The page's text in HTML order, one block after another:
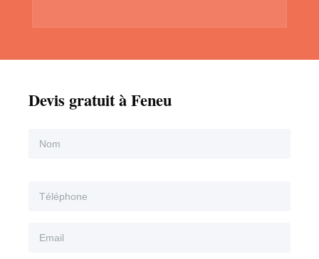
Devis gratuit à Feneu